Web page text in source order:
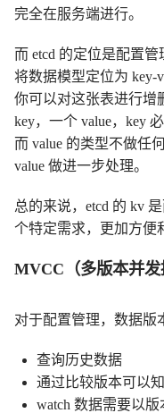
完全在服务端进行。
而 etcd 的定位是配置
将数据模型定位为 key-
你可以对这张表进行增
key，一个 value，key
而 value 的类型不做任
value 做进一步处理。
总的来说，etcd 的 kv
个特定需求，更加方便
MVCC（多版本并发
对于配置管理，数据版
查询历史数据
通过比较版本可以
watch 数据需要以